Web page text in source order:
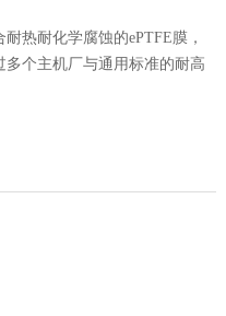
热耐化学腐蚀的ePTFE膜，
个主机厂与通用标准的耐高